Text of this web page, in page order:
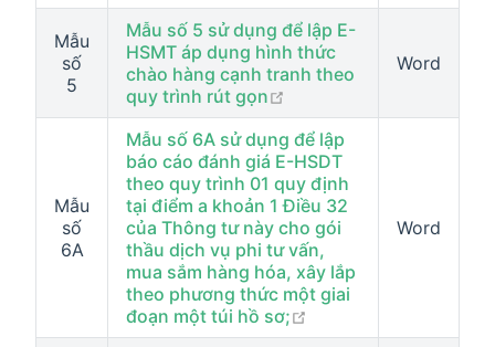
Mẫu
số
5
Mẫu số 5 sử dụng để lập E-
HSMT áp dụng hình thức
chào hàng cạnh tranh theo
quy trình rút gọn
Word
Mẫu
số
6A
Mẫu số 6A sử dụng để lập
báo cáo đánh giá E-HSDT
theo quy trình 01 quy định
tại điểm a khoản 1 Điều 32
của Thông tư này cho gói
thầu dịch vụ phi tư vấn,
mua sắm hàng hóa, xây lắp
theo phương thức một giai
đoạn một túi hồ sơ;
Word